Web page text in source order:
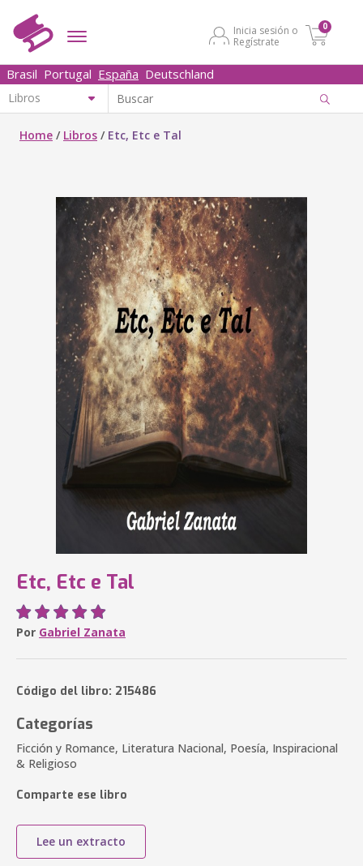
Inicia sesión o
Regístrate
0
Brasil Portugal España Deutschland
Home / Libros / Etc, Etc e Tal
Etc, Etc e Tal
Por Gabriel Zanata
Código del libro: 215486
Categorías
Ficción y Romance, Literatura Nacional, Poesía, Inspiracional
& Religioso
Comparte ese libro
Lee un extracto